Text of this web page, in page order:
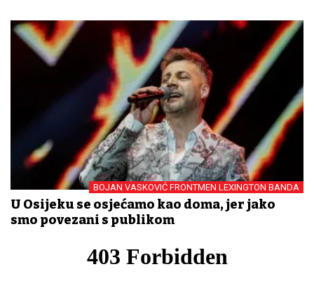
BOJAN VASKOVIĆ FRONTMEN LEXINGTON BANDA
U Osijeku se osjećamo kao doma, jer jako
smo povezani s publikom